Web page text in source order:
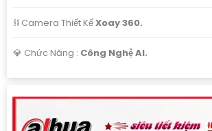
⛓ Camera Thiết KếXoay 360.
️💎 Chức Năng : Công Nghệ AI.